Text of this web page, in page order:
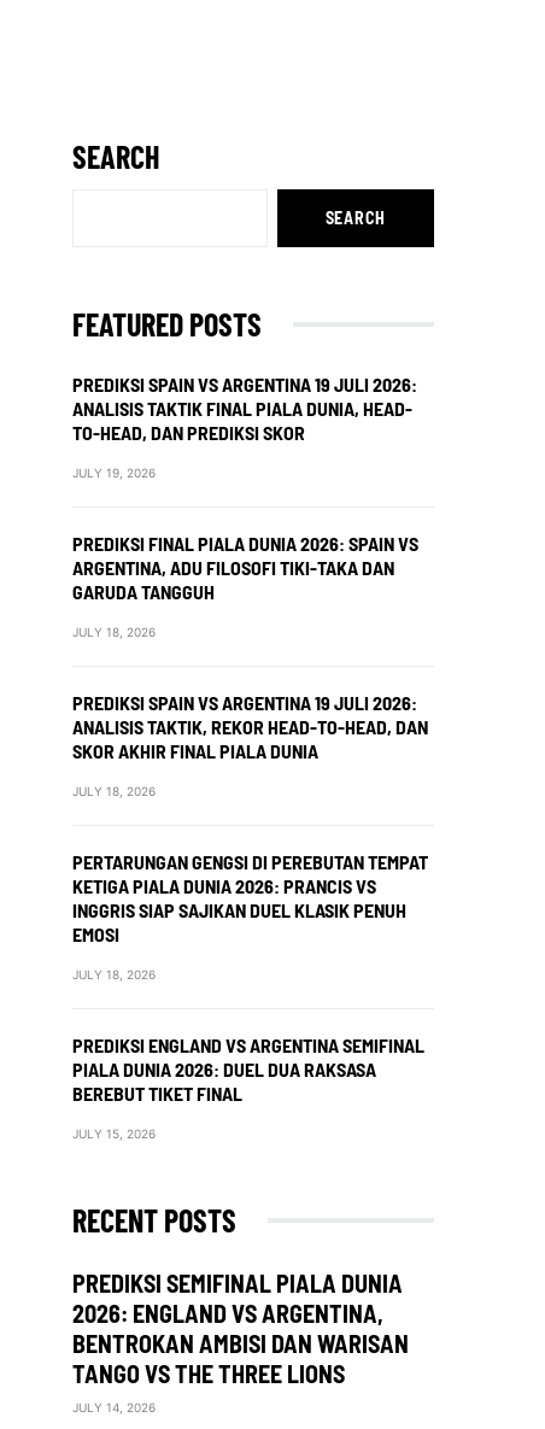
SEARCH
SEARCH
FEATURED POSTS
PREDIKSI SPAIN VS ARGENTINA 19 JULI 2026:
ANALISIS TAKTIK FINAL PIALA DUNIA, HEAD-
TO-HEAD, DAN PREDIKSI SKOR
JULY 19, 2026
PREDIKSI FINAL PIALA DUNIA 2026: SPAIN VS
ARGENTINA, ADU FILOSOFI TIKI-TAKA DAN
GARUDA TANGGUH
JULY 18, 2026
PREDIKSI SPAIN VS ARGENTINA 19 JULI 2026:
ANALISIS TAKTIK, REKOR HEAD-TO-HEAD, DAN
SKOR AKHIR FINAL PIALA DUNIA
JULY 18, 2026
PERTARUNGAN GENGSI DI PEREBUTAN TEMPAT
KETIGA PIALA DUNIA 2026: PRANCIS VS
INGGRIS SIAP SAJIKAN DUEL KLASIK PENUH
EMOSI
JULY 18, 2026
PREDIKSI ENGLAND VS ARGENTINA SEMIFINAL
PIALA DUNIA 2026: DUEL DUA RAKSASA
BEREBUT TIKET FINAL
JULY 15, 2026
RECENT POSTS
PREDIKSI SEMIFINAL PIALA DUNIA
2026: ENGLAND VS ARGENTINA,
BENTROKAN AMBISI DAN WARISAN
TANGO VS THE THREE LIONS
JULY 14, 2026